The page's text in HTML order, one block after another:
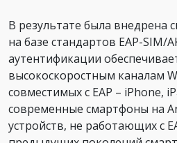
В результате была внедрена
на базе стандартов EAP-SIM/
аутентификации
высокоскоростным каналам
совместимых с EAP – iPhone,
современные смартфоны на
устройств, не работающих с